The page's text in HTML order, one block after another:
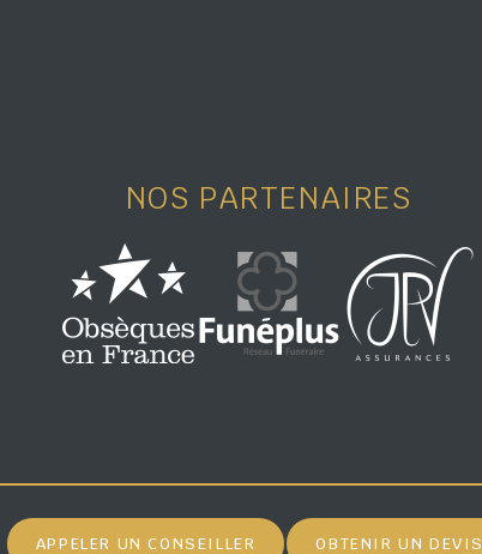
NOS PARTENAIRES
APPELER UN CONSEILLER OBTENIR UN DEVIS